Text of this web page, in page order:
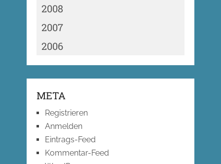
2008
2007
2006
META
Registrieren
Anmelden
Eintrags-Feed
Kommentar-Feed